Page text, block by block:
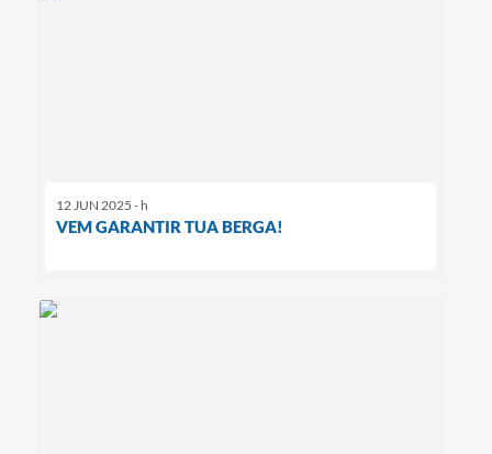
12 JUN 2025 - h
VEM GARANTIR TUA BERGA!